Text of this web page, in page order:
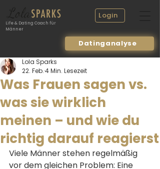
Datinganalyse
Life & Dating Coach für
Männer
Login
Was Frauen sagen vs.
was sie wirklich
meinen – und wie du
richtig darauf reagierst
Lola Sparks
22. Feb.4 Min. Lesezeit
Viele Männer stehen regelmäßig
vor dem gleichen Problem: Eine